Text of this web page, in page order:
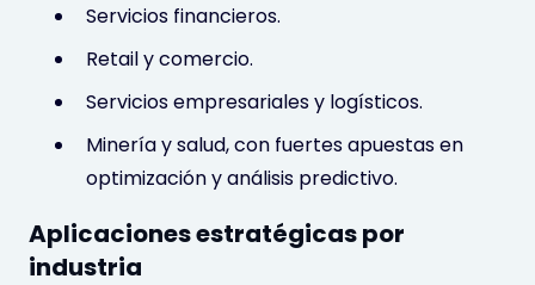
Servicios financieros.
Retail y comercio.
Servicios empresariales y logísticos.
Minería y salud, con fuertes apuestas en
optimización y análisis predictivo.
Aplicaciones estratégicas por
industria